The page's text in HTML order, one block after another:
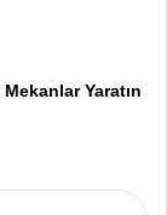
Yaratın